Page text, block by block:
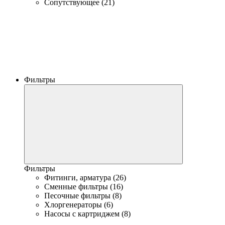
Сопутствующее (21)
Фильтры
Фильтры
Фитинги, арматура (26)
Сменные фильтры (16)
Песочные фильтры (8)
Хлоргенераторы (6)
Насосы с картриджем (8)